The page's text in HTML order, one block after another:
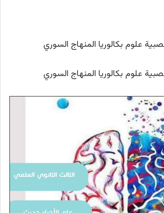
علوم بكالوريا المنهاج السوري
علوم بكالوريا المنهاج السوري